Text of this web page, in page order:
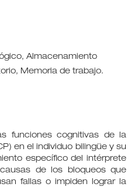
Almacenamiento
Memoria de trabajo.
funciones cognitivas de la
en el individuo bilingüe y su
específico del intérprete
de los bloqueos que
fallas o impiden lograr la